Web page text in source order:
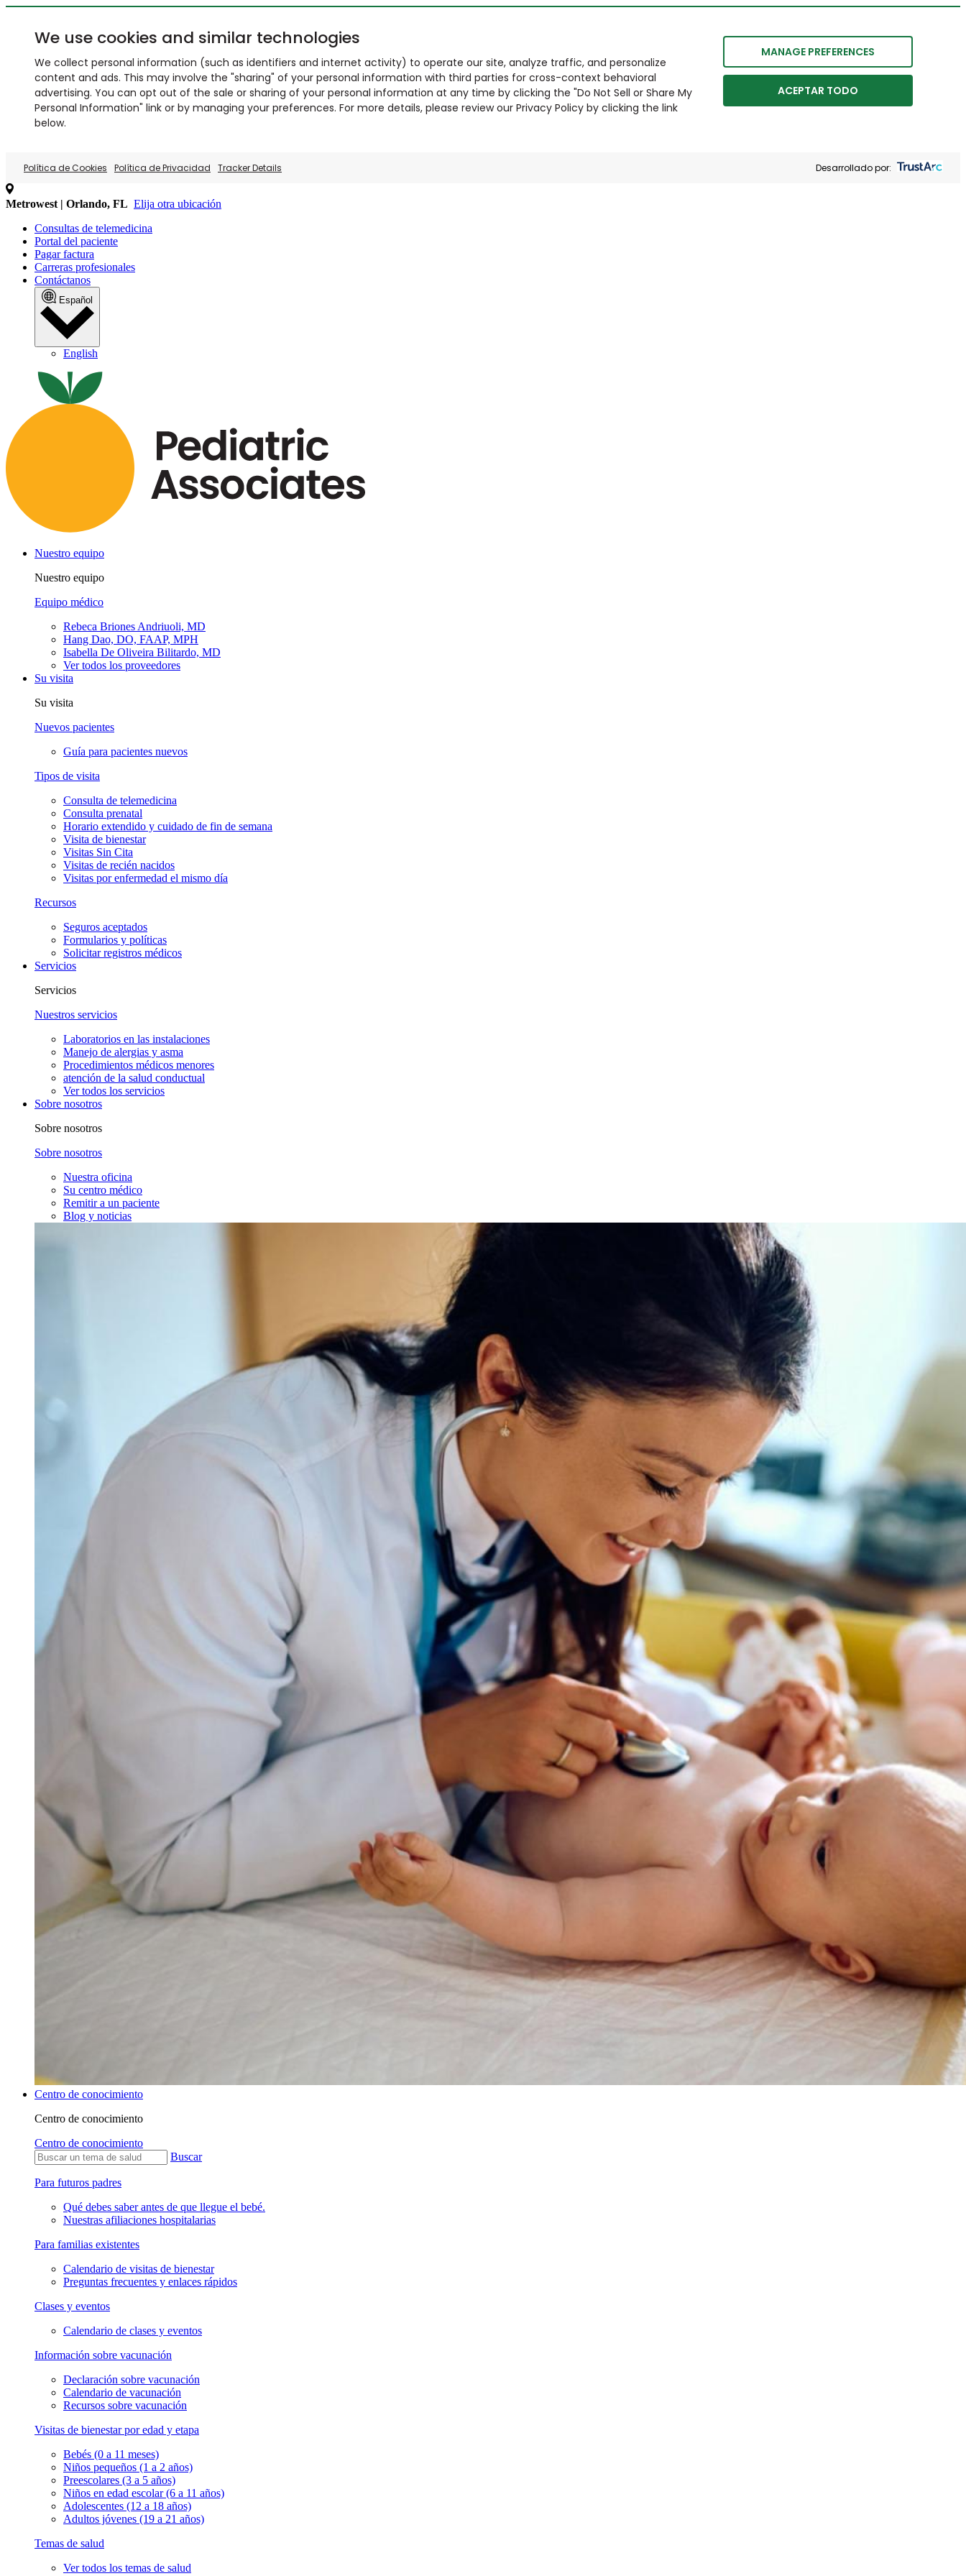
We use cookies and similar technologies
We collect personal information (such as identifiers and internet activity) to operate our site, analyze traffic, and personalize
content and ads. This may involve the "sharing" of your personal information with third parties for cross-context behavioral
advertising. You can opt out of the sale or sharing of your personal information at any time by clicking the "Do Not Sell or Share My
Personal Information" link or by managing your preferences. For more details, please review our Privacy Policy by clicking the link
below.
MANAGE PREFERENCES
ACEPTAR TODO
Política de Cookies Política de Privacidad Tracker Details Desarrollado por:
Metrowest | Orlando, FL Elija otra ubicación
Consultas de telemedicina
Portal del paciente
Pagar factura
Carreras profesionales
Contáctanos
Español
English
Nuestro equipo
Nuestro equipo
Equipo médico
Rebeca Briones Andriuoli, MD
Hang Dao, DO, FAAP, MPH
Isabella De Oliveira Bilitardo, MD
Ver todos los proveedores
Su visita
Su visita
Nuevos pacientes
Guía para pacientes nuevos
Tipos de visita
Consulta de telemedicina
Consulta prenatal
Horario extendido y cuidado de fin de semana
Visita de bienestar
Visitas Sin Cita
Visitas de recién nacidos
Visitas por enfermedad el mismo día
Recursos
Seguros aceptados
Formularios y políticas
Solicitar registros médicos
Servicios
Servicios
Nuestros servicios
Laboratorios en las instalaciones
Manejo de alergias y asma
Procedimientos médicos menores
atención de la salud conductual
Ver todos los servicios
Sobre nosotros
Sobre nosotros
Sobre nosotros
Nuestra oficina
Su centro médico
Remitir a un paciente
Blog y noticias
Centro de conocimiento
Centro de conocimiento
Centro de conocimiento
Buscar
Para futuros padres
Qué debes saber antes de que llegue el bebé.
Nuestras afiliaciones hospitalarias
Para familias existentes
Calendario de visitas de bienestar
Preguntas frecuentes y enlaces rápidos
Clases y eventos
Calendario de clases y eventos
Información sobre vacunación
Declaración sobre vacunación
Calendario de vacunación
Recursos sobre vacunación
Visitas de bienestar por edad y etapa
Bebés (0 a 11 meses)
Niños pequeños (1 a 2 años)
Preescolares (3 a 5 años)
Niños en edad escolar (6 a 11 años)
Adolescentes (12 a 18 años)
Adultos jóvenes (19 a 21 años)
Temas de salud
Ver todos los temas de salud